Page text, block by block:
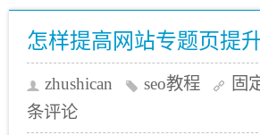
怎样提高网站专题页提
zhushican seo教程 固
条评论